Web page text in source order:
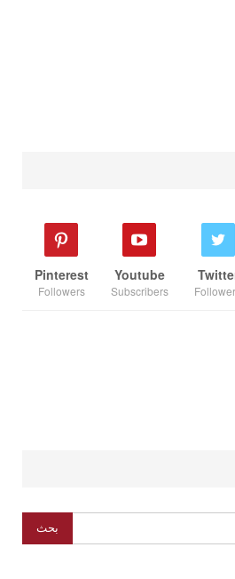
Youtube
Subscribers
Pinterest
Followers